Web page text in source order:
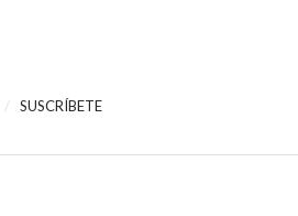
SUSCRÍBETE